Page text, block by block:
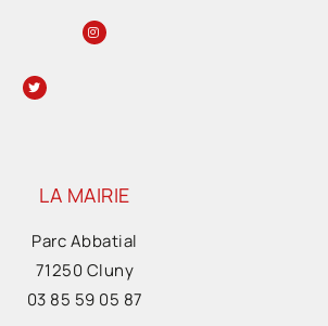
LA MAIRIE
Parc Abbatial
71250 Cluny
03 85 59 05 87